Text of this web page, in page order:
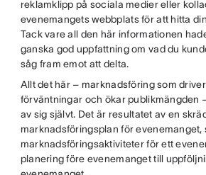
reklamklipp på sociala medier eller
evenemangets webbplats för att hitta
Tack vare all den här informationen
ganska god uppfattning om vad du
såg fram emot att delta.
Allt det här – marknadsföring som
förväntningar och ökar publikmängden
av sig självt. Det är resultatet av en
marknadsföringsplan för evenemanget,
marknadsföringsaktiviteter för ett
planering före evenemanget till